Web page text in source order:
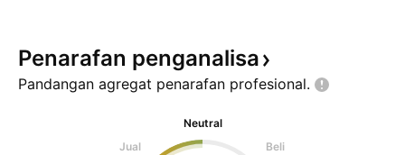
Penarafan penganalisa
Pandangan agregat penarafan profesional.
Neutral
Jual
Beli